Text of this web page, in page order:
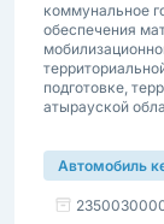
коммунальное
обеспечения
подготовке,
атырауской
Автомобиль